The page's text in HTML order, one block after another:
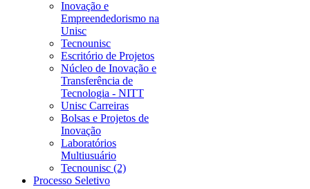
Inovação e
Empreendedorismo na
Unisc
Tecnounisc
Escritório de Projetos
Núcleo de Inovação e
Transferência de
Tecnologia - NITT
Unisc Carreiras
Bolsas e Projetos de
Inovação
Laboratórios
Multiusuário
Tecnounisc (2)
Processo Seletivo